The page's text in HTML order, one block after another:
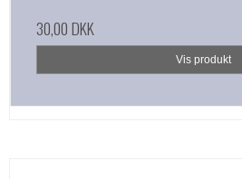
30,00 DKK
Vis produkt